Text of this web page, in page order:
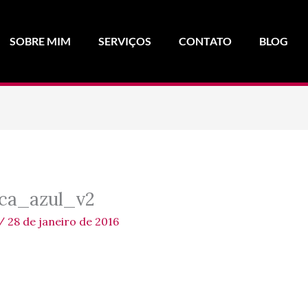
SOBRE MIM SERVIÇOS CONTATO BLOG
/ 28 de janeiro de 2016